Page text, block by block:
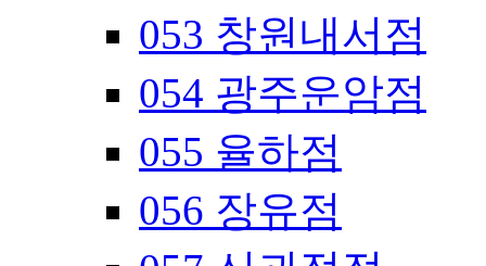
053 창원내서점
054 광주운암점
055 율하점
056 장유점